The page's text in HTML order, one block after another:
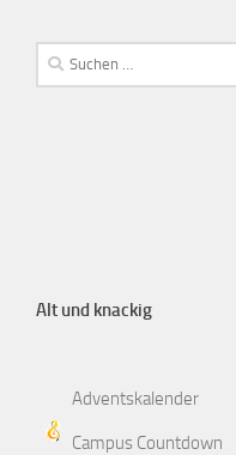
Alt und knackig
Adventskalender
Campus Countdown